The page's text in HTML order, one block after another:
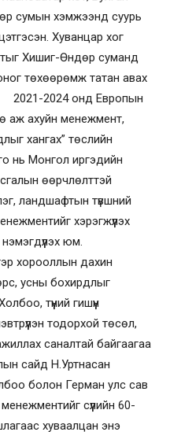
сумын хэмжээнд суурь
Хуванцар хог
Хишиг-Өндөр суманд
төхөөрөмж татан авах
2024 онд Европын
аж ахуйн менежмент,
хангах” төслийн
нь Монгол иргэдийн
өөрчлөлттэй
ландшафтын түвшний
хэрэгжүүлэх
нэмэгдүүлэх юм.
хорооллын дахин
усны бохирдлыг
түүний гишүүн
тодорхой төсөл,
саналтай байгаагаа
сайд Н.Уртнасан
болон Герман улс сав
сүүлийн 60-
хуваалцан энэ